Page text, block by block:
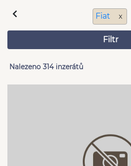
Fiat x
Filtr
Nalezeno 314 inzerátů